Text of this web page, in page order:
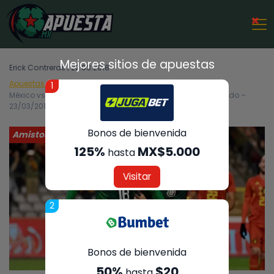
Erick Contreras | 22.03.2018
Apuestas Deportivas
Amistosos
México vs. Islandia – Análisis, cuotas y resultados del partido –
23/03/2018
Amistosos
×
Mejores sitios de apuestas
1
Bonos de bienvenida
125% hasta MX$5.000
Visitar
2
Bonos de bienvenida